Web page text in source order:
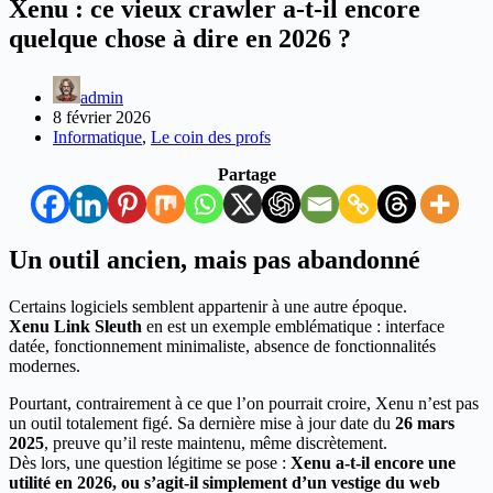
Xenu : ce vieux crawler a-t-il encore
quelque chose à dire en 2026 ?
admin
8 février 2026
Informatique, Le coin des profs
Partage
Un outil ancien, mais pas abandonné
Certains logiciels semblent appartenir à une autre époque.
Xenu Link Sleuth en est un exemple emblématique : interface
datée, fonctionnement minimaliste, absence de fonctionnalités
modernes.
Pourtant, contrairement à ce que l’on pourrait croire, Xenu n’est pas
un outil totalement figé. Sa dernière mise à jour date du 26 mars
2025, preuve qu’il reste maintenu, même discrètement.
Dès lors, une question légitime se pose : Xenu a-t-il encore une
utilité en 2026, ou s’agit-il simplement d’un vestige du web